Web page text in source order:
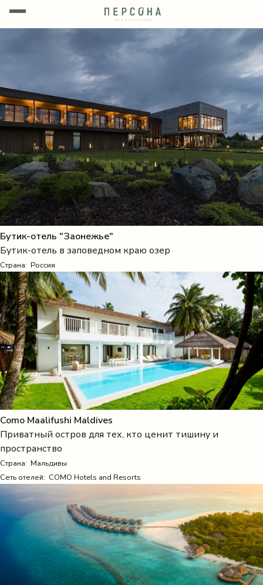
Бутик-отель "Заонежье"
Бутик-отель в заповедном краю озер
Страна: Россия
Como Maalifushi Maldives
Приватный остров для тех, кто ценит тишину и
пространство
Страна: Мальдивы
Сеть отелей: COMO Hotels and Resorts